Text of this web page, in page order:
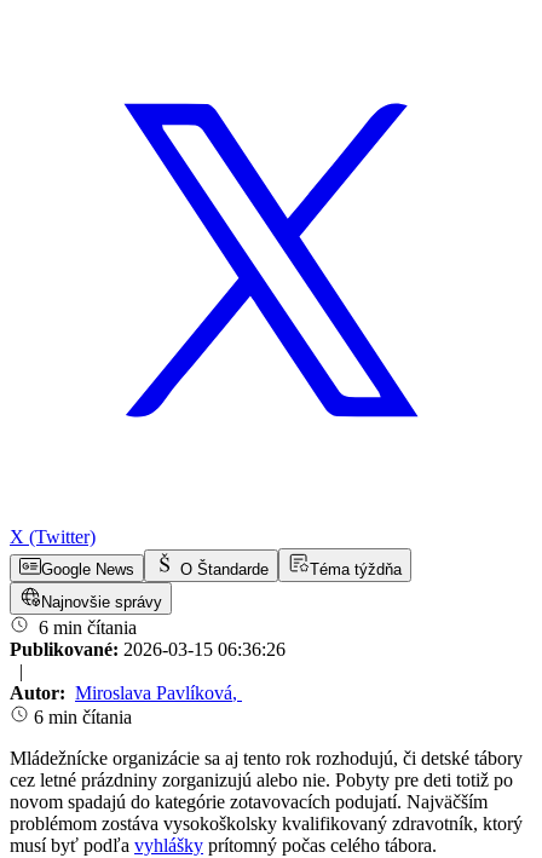
X (Twitter)
Google News O Štandarde
Téma týždňa
Najnovšie správy
6 min čítania
Publikované: 2026-03-15 06:36:26
|
Autor: Miroslava Pavlíková,
6 min čítania
Mládežnícke organizácie sa aj tento rok rozhodujú, či detské tábory
cez letné prázdniny zorganizujú alebo nie. Pobyty pre deti totiž po
novom spadajú do kategórie zotavovacích podujatí. Najväčším
problémom zostáva vysokoškolsky kvalifikovaný zdravotník, ktorý
musí byť podľa vyhlášky prítomný počas celého tábora.